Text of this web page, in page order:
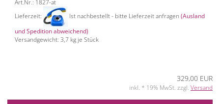
Art.Nr.: 1827-at
Lieferzeit:
Ist nachbestellt - bitte Lieferzeit anfragen (Ausland
und Spedition abweichend)
Versandgewicht: 3,7 kg je Stück
329,00 EUR
inkl. * 19% MwSt. zzgl. Versand